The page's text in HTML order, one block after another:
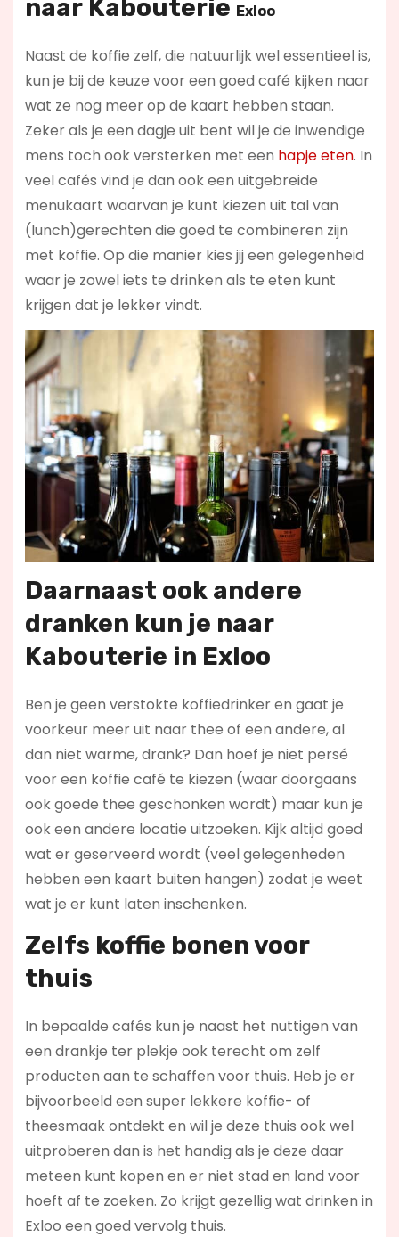
naar Kabouterie Exloo
Naast de koffie zelf, die natuurlijk wel essentieel is,
kun je bij de keuze voor een goed café kijken naar
wat ze nog meer op de kaart hebben staan.
Zeker als je een dagje uit bent wil je de inwendige
mens toch ook versterken met een hapje eten. In
veel cafés vind je dan ook een uitgebreide
menukaart waarvan je kunt kiezen uit tal van
(lunch)gerechten die goed te combineren zijn
met koffie. Op die manier kies jij een gelegenheid
waar je zowel iets te drinken als te eten kunt
krijgen dat je lekker vindt.
Daarnaast ook andere
dranken kun je naar
Kabouterie in Exloo
Ben je geen verstokte koffiedrinker en gaat je
voorkeur meer uit naar thee of een andere, al
dan niet warme, drank? Dan hoef je niet persé
voor een koffie café te kiezen (waar doorgaans
ook goede thee geschonken wordt) maar kun je
ook een andere locatie uitzoeken. Kijk altijd goed
wat er geserveerd wordt (veel gelegenheden
hebben een kaart buiten hangen) zodat je weet
wat je er kunt laten inschenken.
Zelfs koffie bonen voor
thuis
In bepaalde cafés kun je naast het nuttigen van
een drankje ter plekje ook terecht om zelf
producten aan te schaffen voor thuis. Heb je er
bijvoorbeeld een super lekkere koffie- of
theesmaak ontdekt en wil je deze thuis ook wel
uitproberen dan is het handig als je deze daar
meteen kunt kopen en er niet stad en land voor
hoeft af te zoeken. Zo krijgt gezellig wat drinken in
Exloo een goed vervolg thuis.